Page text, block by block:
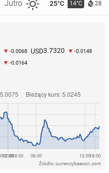
Jutro 25°C 14°C 28
-0.0068 USD3.7320 -0.0148
-0.0164
Źródło: currencybeacon.com